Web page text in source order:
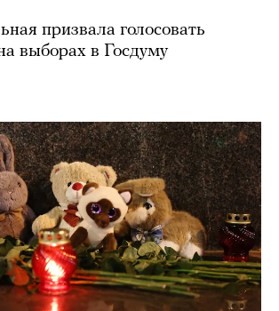
призвала голосовать
выборах в Госдуму